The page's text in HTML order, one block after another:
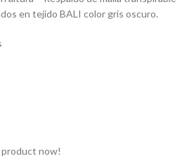
en tejido BALI color gris oscuro.
now!